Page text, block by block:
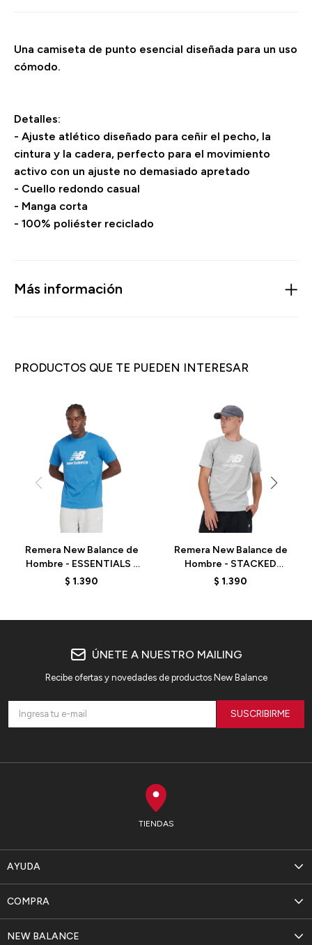
Una camiseta de punto esencial diseñada para un uso
cómodo.
Detalles:
- Ajuste atlético diseñado para ceñir el pecho, la
cintura y la cadera, perfecto para el movimiento
activo con un ajuste no demasiado apretado
- Cuello redondo casual
- Manga corta
- 100% poliéster reciclado
Más información
PRODUCTOS QUE TE PUEDEN INTERESAR
Remera New Balance de
Hombre - ESSENTIALS -
MT41502BEU -
$ 1.390
Remera New Balance de
Hombre - STACKED
LOGO - MT41502AG -
$ 1.390
TIENDAS
AYUDA
NEW BALANCE
COMPRA
ÚNETE A NUESTRO MAILING
Recibe ofertas y novedades de productos New Balance
SUSCRIBIRME